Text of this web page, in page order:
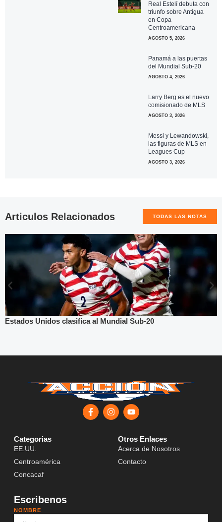
Real Estelí debuta con
triunfo sobre Antigua
en Copa
Centroamericana
AGOSTO 5, 2026
Panamá a las puertas
del Mundial Sub-20
AGOSTO 4, 2026
Larry Berg es el nuevo
comisionado de MLS
AGOSTO 3, 2026
Messi y Lewandowski,
las figuras de MLS en
Leagues Cup
AGOSTO 3, 2026
Articulos Relacionados TODAS LAS NOTAS
Estados Unidos clasifica al Mundial Sub-20
Categorias
EE.UU.
Centroamérica
Concacaf
Otros Enlaces
Acerca de Nosotros
Contacto
Escribenos
NOMBRE